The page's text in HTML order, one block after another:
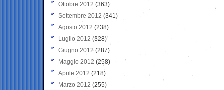
Ottobre 2012 (363)
Settembre 2012 (341)
Agosto 2012 (238)
Luglio 2012 (328)
Giugno 2012 (287)
Maggio 2012 (258)
Aprile 2012 (218)
Marzo 2012 (255)